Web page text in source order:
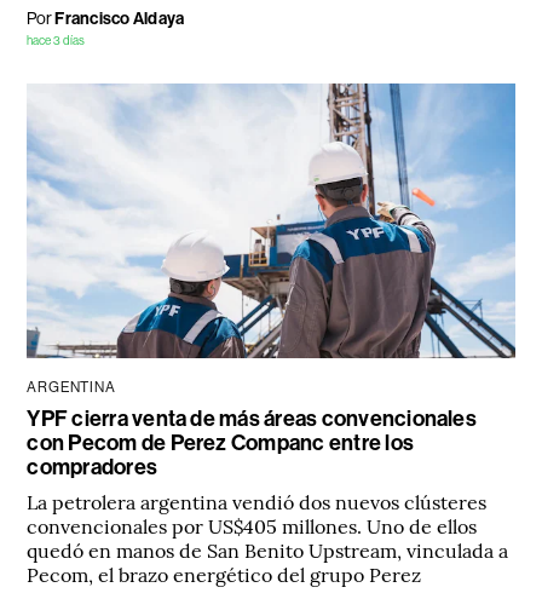
PorFrancisco Aldaya
hace 3 días
ARGENTINA
YPF cierra venta de más áreas convencionales
con Pecom de Perez Companc entre los
compradores
La petrolera argentina vendió dos nuevos clústeres
convencionales por US$405 millones. Uno de ellos
quedó en manos de San Benito Upstream, vinculada a
Pecom, el brazo energético del grupo Perez